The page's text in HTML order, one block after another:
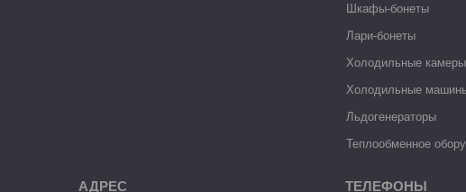
Шкафы-бонеты
Лари-бонеты
Холодильные камеры
Холодильные
Льдогенераторы
Теплообменное